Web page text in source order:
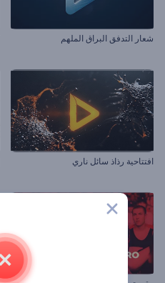
شعار التدفق البراق الملهم
افتتاحية رذاذ سائل ناري